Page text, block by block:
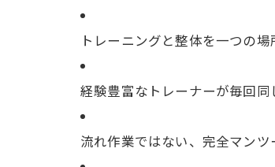
トレーニングと整体を一つの場
経験豊富なトレーナーが毎回同
流れ作業ではない、完全マンツ